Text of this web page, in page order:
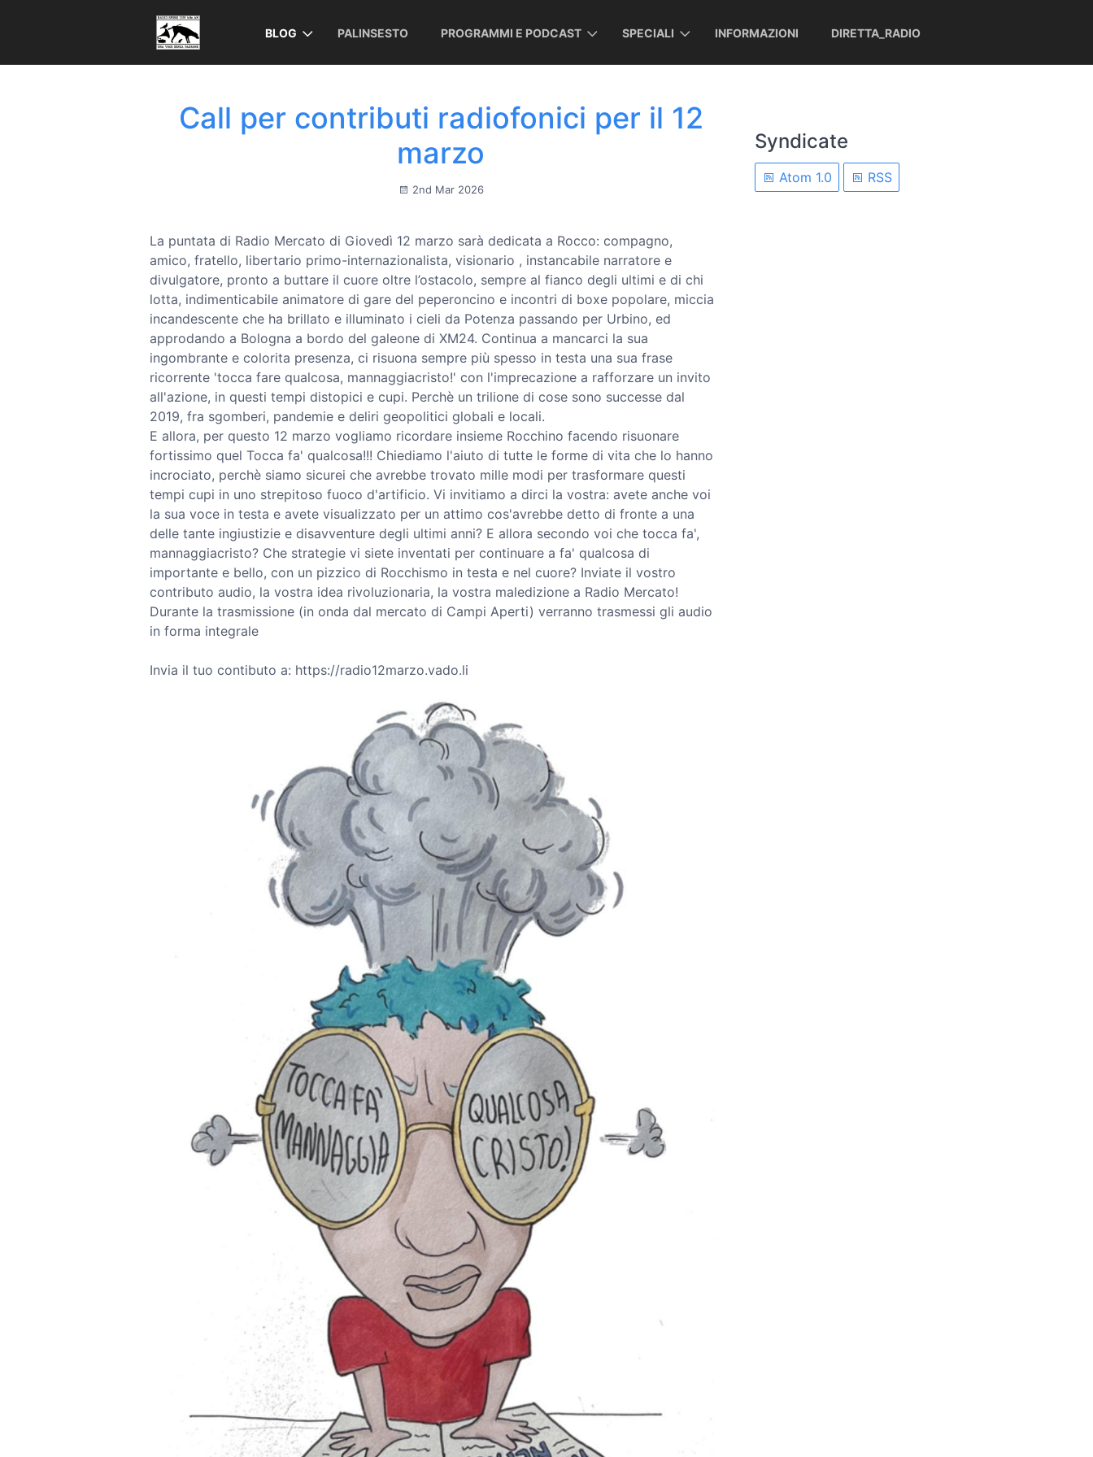
BLOG PALINSESTO PROGRAMMI E PODCAST SPECIALI INFORMAZIONI DIRETTA_RADIO
Call per contributi radiofonici per il 12
marzo
2nd Mar 2026
La puntata di Radio Mercato di Giovedì 12 marzo sarà dedicata a Rocco: compagno,
amico, fratello, libertario primo-internazionalista, visionario , instancabile narratore e
divulgatore, pronto a buttare il cuore oltre l’ostacolo, sempre al fianco degli ultimi e di chi
lotta, indimenticabile animatore di gare del peperoncino e incontri di boxe popolare, miccia
incandescente che ha brillato e illuminato i cieli da Potenza passando per Urbino, ed
approdando a Bologna a bordo del galeone di XM24. Continua a mancarci la sua
ingombrante e colorita presenza, ci risuona sempre più spesso in testa una sua frase
ricorrente 'tocca fare qualcosa, mannaggiacristo!' con l'imprecazione a rafforzare un invito
all'azione, in questi tempi distopici e cupi. Perchè un trilione di cose sono successe dal
2019, fra sgomberi, pandemie e deliri geopolitici globali e locali.
E allora, per questo 12 marzo vogliamo ricordare insieme Rocchino facendo risuonare
fortissimo quel Tocca fa' qualcosa!!! Chiediamo l'aiuto di tutte le forme di vita che lo hanno
incrociato, perchè siamo sicurei che avrebbe trovato mille modi per trasformare questi
tempi cupi in uno strepitoso fuoco d'artificio. Vi invitiamo a dirci la vostra: avete anche voi
la sua voce in testa e avete visualizzato per un attimo cos'avrebbe detto di fronte a una
delle tante ingiustizie e disavventure degli ultimi anni? E allora secondo voi che tocca fa',
mannaggiacristo? Che strategie vi siete inventati per continuare a fa' qualcosa di
importante e bello, con un pizzico di Rocchismo in testa e nel cuore? Inviate il vostro
contributo audio, la vostra idea rivoluzionaria, la vostra maledizione a Radio Mercato!
Durante la trasmissione (in onda dal mercato di Campi Aperti) verranno trasmessi gli audio
in forma integrale
Invia il tuo contibuto a: https://radio12marzo.vado.li
Syndicate
Atom 1.0 RSS